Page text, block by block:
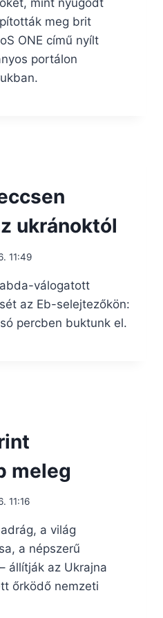
mint nyugodt
meg brit
ONE című nyílt
portálon
ukránoktól
11:49
válogatott
az Eb-selejtezőkön:
percben buktunk el.
meleg
11:16
a világ
a népszerű
állítják az Ukrajna
őrködő nemzeti